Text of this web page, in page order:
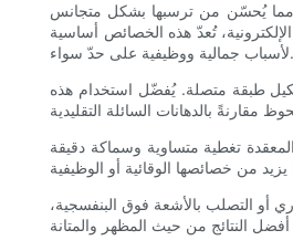
مما يُحسّن من ترسبها بشكل متجانس
تُعدّ هذه الخصائص أساسية
لأسباب جمالية ووظيفية على حدّ سواء.
طبقة متصلة. يُفضّل استخدام هذه
تغطية متساوية وسماكة دقيقة
أو التصلب بالأشعة فوق البنفسجية،